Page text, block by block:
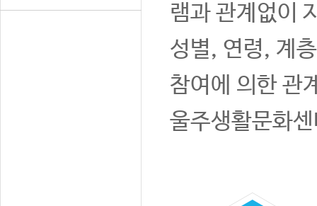
램과 관계없이
성별, 연령, 계
참여에 의한 관
울주생활문화